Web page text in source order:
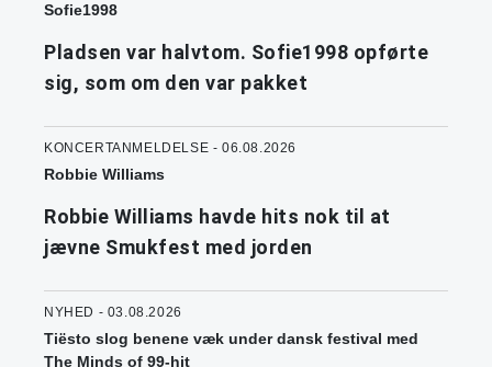
Sofie1998
Pladsen var halvtom. Sofie1998 opførte
sig, som om den var pakket
KONCERTANMELDELSE - 06.08.2026
Robbie Williams
Robbie Williams havde hits nok til at
jævne Smukfest med jorden
NYHED - 03.08.2026
Tiësto slog benene væk under dansk festival med
The Minds of 99-hit